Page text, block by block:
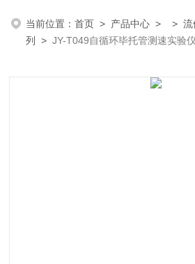
当前位置：首页 > 产品中心 > >流
列
>JY-T049自循环毕托管测速实验仪